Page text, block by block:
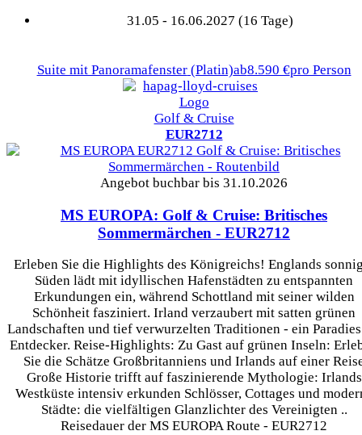
31.05 - 16.06.2027 (16 Tage)
Suite mit Panoramafenster(Platin)ab8.590 €pro Person
Golf & Cruise
EUR2712
Angebot buchbar bis 31.10.2026
MS EUROPA: Golf & Cruise: Britisches
Sommermärchen - EUR2712
Erleben Sie die Highlights des Königreichs! Englands
Süden lädt mit idyllischen Hafenstädten zu entspannten
Erkundungen ein, während Schottland mit seiner wilden
Schönheit fasziniert. Irland verzaubert mit satten grünen
Landschaften und tief verwurzelten Traditionen - ein
Entdecker. Reise-Highlights: Zu Gast auf grünen Inseln:
Sie die Schätze Großbritanniens und Irlands auf einer
Große Historie trifft auf faszinierende Mythologie: Irlands
Westküste intensiv erkunden Schlösser, Cottages und
Städte: die vielfältigen Glanzlichter des Vereinigten ..
Reisedauer der MS EUROPA Route - EUR2712